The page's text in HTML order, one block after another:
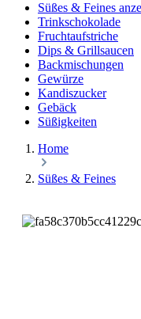
Süßes & Feines
Trinkschokolade
Fruchtaufstriche
Dips & Grillsaucen
Backmischungen
Gewürze
Kandiszucker
Gebäck
Süßigkeiten
Home
Süßes & Feines